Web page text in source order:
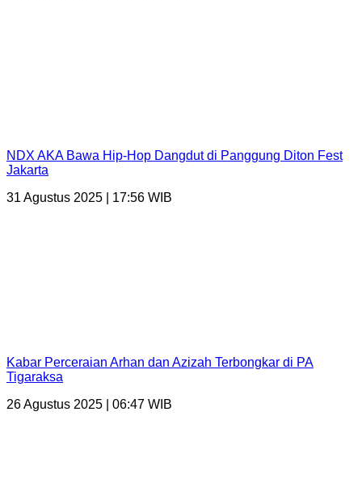
NDX AKA Bawa Hip-Hop Dangdut di Panggung Diton Fest
Jakarta
31 Agustus 2025 | 17:56 WIB
Kabar Perceraian Arhan dan Azizah Terbongkar di PA
Tigaraksa
26 Agustus 2025 | 06:47 WIB